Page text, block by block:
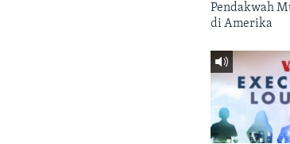
Pendakwah
di Amerika